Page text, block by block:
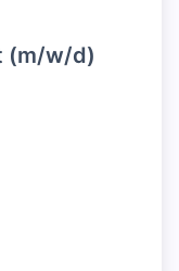
(m/w/d)